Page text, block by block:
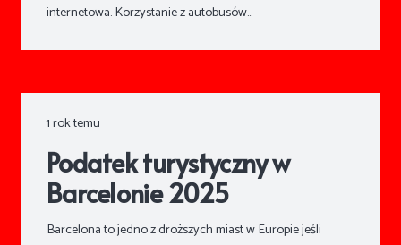
internetowa. Korzystanie z autobusów…
1 rok temu
Podatek turystyczny w
Barcelonie 2025
Barcelona to jedno z droższych miast w Europie jeśli